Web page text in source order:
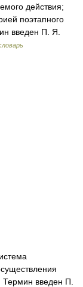
действия;
поэтапного
введен П. Я.
введен П.